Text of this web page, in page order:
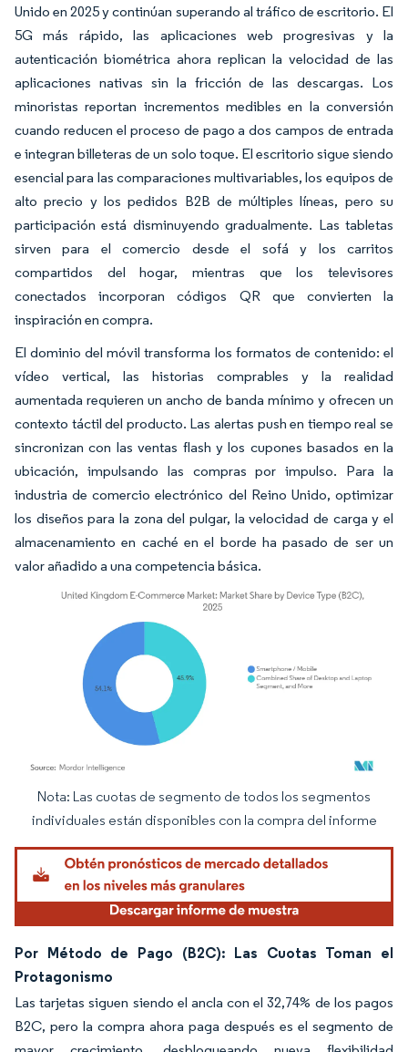
Unido en 2025 y continúan superando al tráfico de escritorio. El
5G más rápido, las aplicaciones web progresivas y la
autenticación biométrica ahora replican la velocidad de las
aplicaciones nativas sin la fricción de las descargas. Los
minoristas reportan incrementos medibles en la conversión
cuando reducen el proceso de pago a dos campos de entrada
e integran billeteras de un solo toque. El escritorio sigue siendo
esencial para las comparaciones multivariables, los equipos de
alto precio y los pedidos B2B de múltiples líneas, pero su
participación está disminuyendo gradualmente. Las tabletas
sirven para el comercio desde el sofá y los carritos
compartidos del hogar, mientras que los televisores
conectados incorporan códigos QR que convierten la
inspiración en compra.
El dominio del móvil transforma los formatos de contenido: el
vídeo vertical, las historias comprables y la realidad
aumentada requieren un ancho de banda mínimo y ofrecen un
contexto táctil del producto. Las alertas push en tiempo real se
sincronizan con las ventas flash y los cupones basados en la
ubicación, impulsando las compras por impulso. Para la
industria de comercio electrónico del Reino Unido, optimizar
los diseños para la zona del pulgar, la velocidad de carga y el
almacenamiento en caché en el borde ha pasado de ser un
valor añadido a una competencia básica.
Imagen © Mordor Intelligence. El uso requiere atribución según CC BY 4.0.
Nota: Las cuotas de segmento de todos los segmentos
individuales están disponibles con la compra del informe
Por Método de Pago (B2C): Las Cuotas Toman el
Protagonismo
Las tarjetas siguen siendo el ancla con el 32,74% de los pagos
B2C, pero la compra ahora paga después es el segmento de